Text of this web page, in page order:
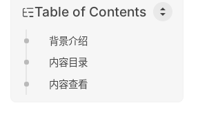
Table of Contents
背景介绍
内容目录
内容查看